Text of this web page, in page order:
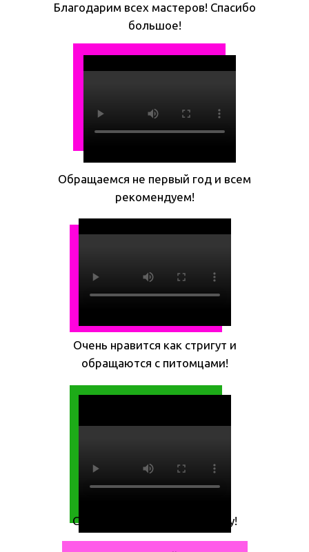
Благодарим всех мастеров! Спасибо
большое!
Очень нравится как стригут и
обращаются с питомцами!
Спасибо Вам за нашу собачку!
Обращаемся не первый год и всем
рекомендуем!